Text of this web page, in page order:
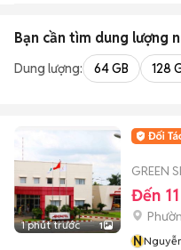
Bạn cần tìm dung lượng
Dung lượng: 64 GB 128
1 phút trước 1
GREEN
Đến
N